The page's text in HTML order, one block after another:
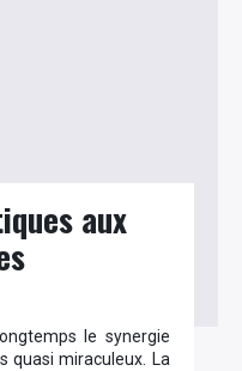
aux
le synergie
quasi miraculeux. La